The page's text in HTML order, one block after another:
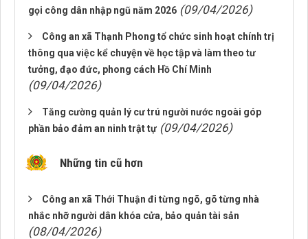
gọi công dân nhập ngũ năm 2026 (09/04/2026)
Công an xã Thạnh Phong tổ chức sinh hoạt chính trị
thông qua việc kể chuyện về học tập và làm theo tư
tưởng, đạo đức, phong cách Hồ Chí Minh
(09/04/2026)
Tăng cường quản lý cư trú người nước ngoài góp
phần bảo đảm an ninh trật tự (09/04/2026)
Những tin cũ hơn
Công an xã Thới Thuận đi từng ngõ, gõ từng nhà
nhắc nhỡ người dân khóa cửa, bảo quản tài sản
(08/04/2026)